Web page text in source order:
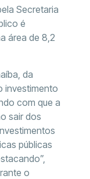
Secretaria
é
área de 8,2
da
investimento
com que a
sair dos
públicas
o